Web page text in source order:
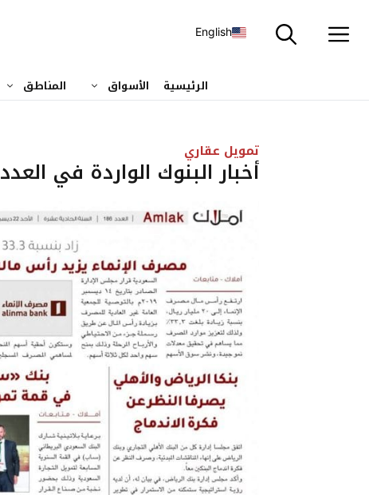
إلى
English
الرئيسية الأسواق المناطق
تمويل عقاري
أخبار البنوك الواردة في العدد 186 من صحيفة أملاك العقارية